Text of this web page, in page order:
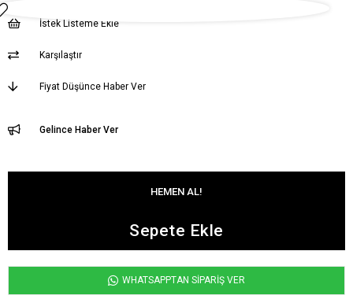
İstek Listeme Ekle
Karşılaştır
Fiyat Düşünce Haber Ver
Gelince Haber Ver
WHATSAPPTAN SİPARİŞ VER